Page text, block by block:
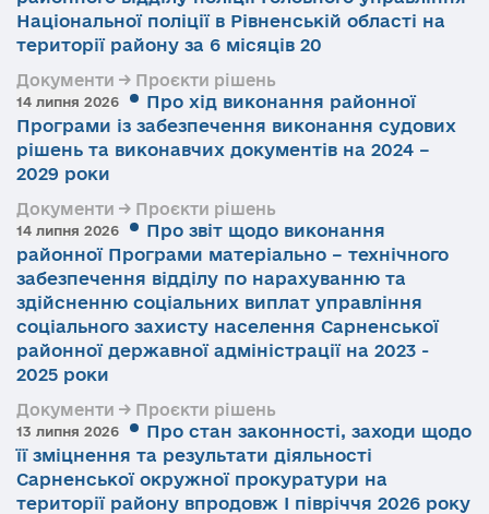
Національної поліції в Рівненській області на
території району за 6 місяців 20
Документи → Проєкти рішень
14 липня 2026
Про хід виконання районної
Програми із забезпечення виконання судових
рішень та виконавчих документів на 2024 –
2029 роки
Документи → Проєкти рішень
14 липня 2026
Про звіт щодо виконання
районної Програми матеріально – технічного
забезпечення відділу по нарахуванню та
здійсненню соціальних виплат управління
соціального захисту населення Сарненської
районної державної адміністрації на 2023 -
2025 роки
Документи → Проєкти рішень
13 липня 2026
Про стан законності, заходи щодо
її зміцнення та результати діяльності
Сарненської окружної прокуратури на
території району впродовж І півріччя 2026 року